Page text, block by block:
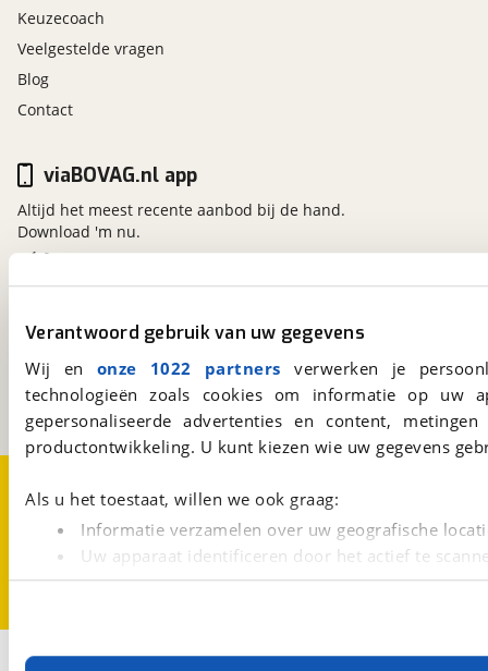
Verantwoord gebruik van uw gegevens
Wij en onze 1022 partners verwerken je
technologieën zoals cookies om informatie op
gepersonaliseerde advertenties en content,
productontwikkeling. U kunt kiezen wie uw gegevens
Als u het toestaat, willen we ook graag:
Informatie verzamelen over uw geografische
Uw apparaat identificeren door het actief te
Lees meer over hoe uw persoonlijke gegevens worden
Met cookies en vergelijkbare technieken zorgen we
Keuzecoach
Veelgestelde vragen
Blog
Contact
Kosterijland
3981 AJ
Bunnik
Een initiatief van
BOVAG
viaBOVAG.nl app
Altijd het meest recente aanbod bij de hand.
Download 'm nu.
CookievoorkeurenVacatures